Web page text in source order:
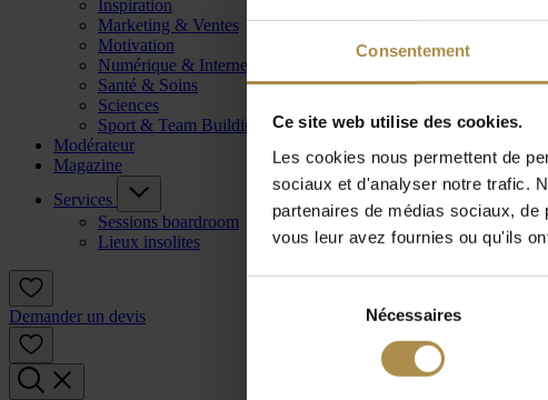
Consentement
Ce site web utilise des cookies.
Les cookies nous permettent de
sociaux et d'analyser notre trafic.
partenaires de médias sociaux,
vous leur avez fournies ou qu'ils
Nécessaires
Inspiration
Marketing & Ventes
Motivation
Numérique & Internet
Santé & Soins
Sciences
Sport & Team Building
Modérateur
Magazine
Services
Sessions boardroom
Lieux insolites
Demander un devis